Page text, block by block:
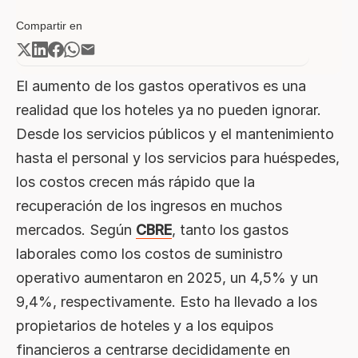
La ecuación del «nuevo costo» en
la hospitalidad
realmente los costos
Argumentos a favor de la
automatización hotelera
De reactivo a proactivo: el papel
del software de mantenimiento
hotelero
Conectando los puntos: por qué la
integración supera a la
fragmentación
La ventaja de Dharma:
para un ROI cuantificable
Preparándose para la próxima ola
de tecnología hotelera
Compartir en
El aumento de los gastos operativos es una
realidad que los hoteles ya no pueden ignorar.
Desde los servicios públicos y el mantenimiento
hasta el personal y los servicios para huéspedes,
los costos crecen más rápido que la
recuperación de los ingresos en muchos
mercados. Según CBRE, tanto los gastos
laborales como los costos de suministro
operativo aumentaron en 2025, un 4,5% y un
9,4%, respectivamente. Esto ha llevado a los
propietarios de hoteles y a los equipos
financieros a centrarse decididamente en